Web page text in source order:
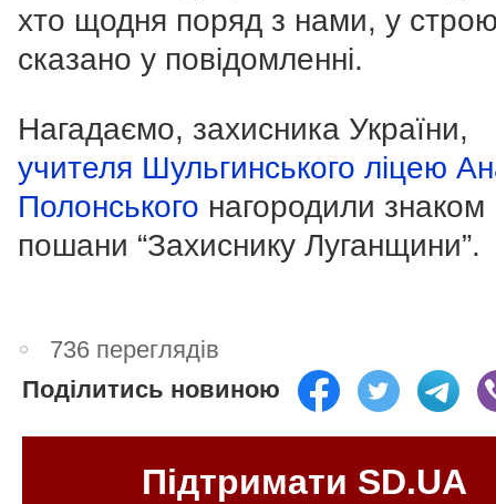
хто щодня поряд з нами, у
сказано у повідомленні.
Нагадаємо, захисника України,
учителя Шульгинського ліцею
Полонського нагородили знаком
пошани “Захиснику Луганщини”.
736 переглядів
Поділитись новиною
Підтримати SD.UA